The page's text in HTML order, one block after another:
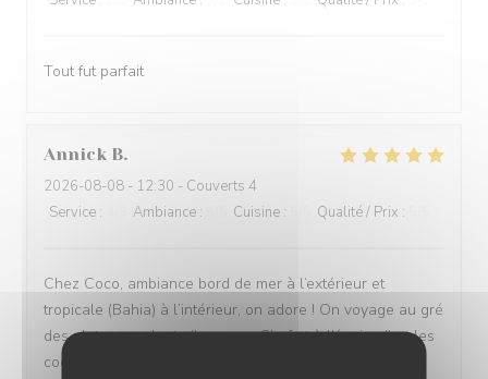
Tout fut parfait
Annick B
2026-08-08 - 12:30 - Couverts 4
Service : Ambiance : Cuisine : Qualité / Prix :
Chez Coco, ambiance bord de mer à l’extérieur et
tropicale (Bahia) à l’intérieur, on adore ! On voyage au gré
des plats succulents (bravo au Chef et à l’équipe !) et les
cocktails originaux sont extras ! À recommander !